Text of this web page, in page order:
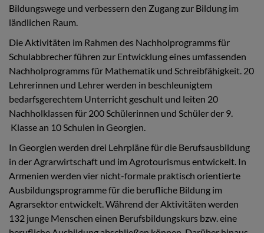
Bildungswege und verbessern den Zugang zur Bildung im
ländlichen Raum.
Die Aktivitäten im Rahmen des Nachholprogramms für
Schulabbrecher führen zur Entwicklung eines umfassenden
Nachholprogramms für Mathematik und Schreibfähigkeit. 20
Lehrerinnen und Lehrer werden in beschleunigtem
bedarfsgerechtem Unterricht geschult und leiten 20
Nachholklassen für 200 Schülerinnen und Schüler der 9.
Klasse an 10 Schulen in Georgien.
In Georgien werden drei Lehrpläne für die Berufsausbildung
in der Agrarwirtschaft und im Agrotourismus entwickelt. In
Armenien werden vier nicht-formale praktisch orientierte
Ausbildungsprogramme für die berufliche Bildung im
Agrarsektor entwickelt. Während der Aktivitäten werden
132 junge Menschen einen Berufsbildungskurs bzw. eine